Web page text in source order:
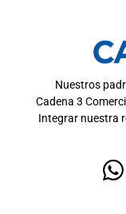
Nuestros
Cadena 3
Integrar nuestra